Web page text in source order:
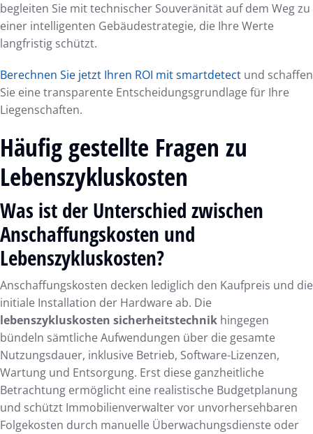
begleiten Sie mit technischer Souveränität auf dem Weg zu
einer intelligenten Gebäudestrategie, die Ihre Werte
langfristig schützt.
Berechnen Sie jetzt Ihren ROI mit smartdetect und schaffen
Sie eine transparente Entscheidungsgrundlage für Ihre
Liegenschaften.
Häufig gestellte Fragen zu
Lebenszykluskosten
Was ist der Unterschied zwischen
Anschaffungskosten und
Lebenszykluskosten?
Anschaffungskosten decken lediglich den Kaufpreis und die
initiale Installation der Hardware ab. Die
lebenszykluskosten sicherheitstechnik hingegen
bündeln sämtliche Aufwendungen über die gesamte
Nutzungsdauer, inklusive Betrieb, Software-Lizenzen,
Wartung und Entsorgung. Erst diese ganzheitliche
Betrachtung ermöglicht eine realistische Budgetplanung
und schützt Immobilienverwalter vor unvorhersehbaren
Folgekosten durch manuelle Überwachungsdienste oder